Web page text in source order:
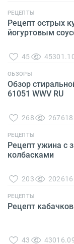
РЕЦЕПТЫ
Рецепт острых
йогуртовым
45 453
ОБЗОРЫ
Обзор
61051 WWV RU
268 2676
РЕЦЕПТЫ
Рецепт ужина с
колбасками
203 2026
РЕЦЕПТЫ
Рецепт
43 430